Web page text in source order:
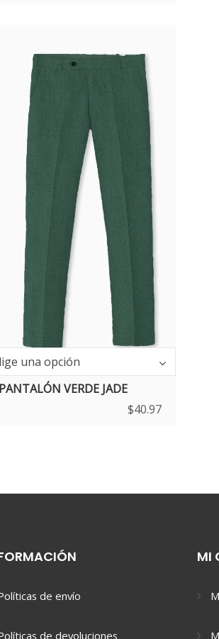
una opción
PANTALÓN VERDE JADE
$40.97
de envío
de devoluciones
MI